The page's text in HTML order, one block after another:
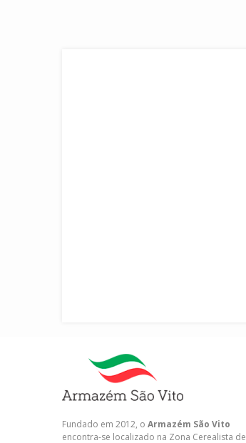
Fundado em 2012, o Armazém São Vito
encontra-se localizado na Zona Cerealista de